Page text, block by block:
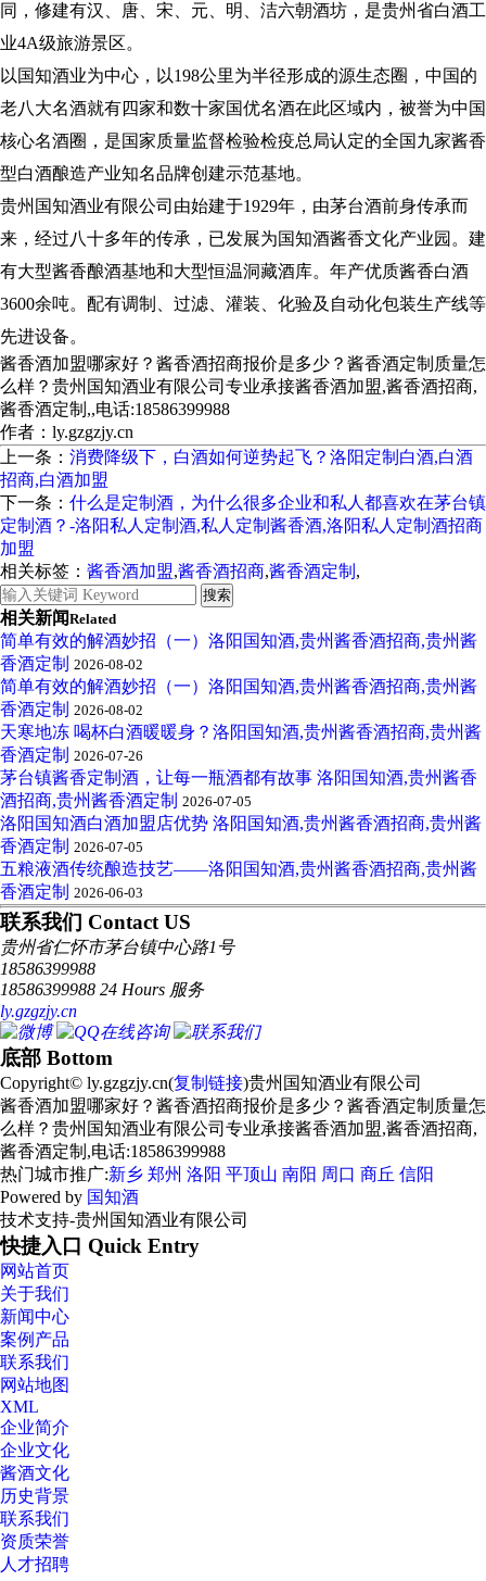
同，修建有汉、唐、宋、元、明、洁六朝酒坊，是贵州省白酒工
业4A级旅游景区。
以国知酒业为中心，以198公里为半径形成的源生态圈，中国的
老八大名酒就有四家和数十家国优名酒在此区域内，被誉为中国
核心名酒圈，是国家质量监督检验检疫总局认定的全国九家酱香
型白酒酿造产业知名品牌创建示范基地。
贵州国知酒业有限公司由始建于1929年，由茅台酒前身传承而
来，经过八十多年的传承，已发展为国知酒酱香文化产业园。建
有大型酱香酿酒基地和大型恒温洞藏酒库。年产优质酱香白酒
3600余吨。配有调制、过滤、灌装、化验及自动化包装生产线等
先进设备。
酱香酒加盟哪家好？酱香酒招商报价是多少？酱香酒定制质量怎
么样？贵州国知酒业有限公司专业承接酱香酒加盟,酱香酒招商,
酱香酒定制,,电话:18586399988
作者：ly.gzgzjy.cn
上一条： 消费降级下，白酒如何逆势起飞？洛阳定制白酒,白酒
招商,白酒加盟
下一条： 什么是定制酒，为什么很多企业和私人都喜欢在茅台镇
定制酒？-洛阳私人定制酒,私人定制酱香酒,洛阳私人定制酒招商
加盟
相关标签： 酱香酒加盟,酱香酒招商,酱香酒定制 ,
相关新闻Related
简单有效的解酒妙招（一）洛阳国知酒,贵州酱香酒招商,贵州酱
香酒定制 2026-08-02
简单有效的解酒妙招（一）洛阳国知酒,贵州酱香酒招商,贵州酱
香酒定制 2026-08-02
天寒地冻 喝杯白酒暖暖身？洛阳国知酒,贵州酱香酒招商,贵州酱
香酒定制 2026-07-26
茅台镇酱香定制酒，让每一瓶酒都有故事 洛阳国知酒,贵州酱香
酒招商,贵州酱香酒定制 2026-07-05
洛阳国知酒白酒加盟店优势 洛阳国知酒,贵州酱香酒招商,贵州酱
香酒定制 2026-07-05
五粮液酒传统酿造技艺——洛阳国知酒,贵州酱香酒招商,贵州酱
香酒定制 2026-06-03
联系我们 Contact US
贵州省仁怀市茅台镇中心路1号
18586399988
18586399988 24 Hours 服务
ly.gzgzjy.cn
底部 Bottom
Copyright© ly.gzgzjy.cn(复制链接)贵州国知酒业有限公司
酱香酒加盟哪家好？酱香酒招商报价是多少？酱香酒定制质量怎
么样？贵州国知酒业有限公司专业承接酱香酒加盟,酱香酒招商,
酱香酒定制,电话:18586399988
热门城市推广:新乡 郑州 洛阳 平顶山 南阳 周口 商丘 信阳
Powered by 国知酒
技术支持-贵州国知酒业有限公司
快捷入口 Quick Entry
网站首页
关于我们
新闻中心
案例产品
联系我们
网站地图
XML
企业简介
企业文化
酱酒文化
历史背景
联系我们
资质荣誉
人才招聘